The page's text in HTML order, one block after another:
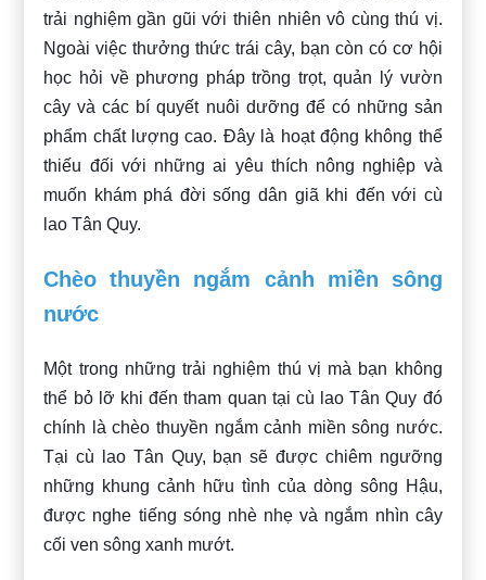
trải nghiệm gần gũi với thiên nhiên vô cùng thú vị.
Ngoài việc thưởng thức trái cây, bạn còn có cơ hội
học hỏi về phương pháp trồng trọt, quản lý vườn
cây và các bí quyết nuôi dưỡng để có những sản
phẩm chất lượng cao. Đây là hoạt động không thể
thiếu đối với những ai yêu thích nông nghiệp và
muốn khám phá đời sống dân giã khi đến với cù
lao Tân Quy.
Chèo thuyền ngắm cảnh miền sông
nước
Một trong những trải nghiệm thú vị mà bạn không
thể bỏ lỡ khi đến tham quan tại cù lao Tân Quy đó
chính là chèo thuyền ngắm cảnh miền sông nước.
Tại cù lao Tân Quy, bạn sẽ được chiêm ngưỡng
những khung cảnh hữu tình của dòng sông Hậu,
được nghe tiếng sóng nhè nhẹ và ngắm nhìn cây
cối ven sông xanh mướt.